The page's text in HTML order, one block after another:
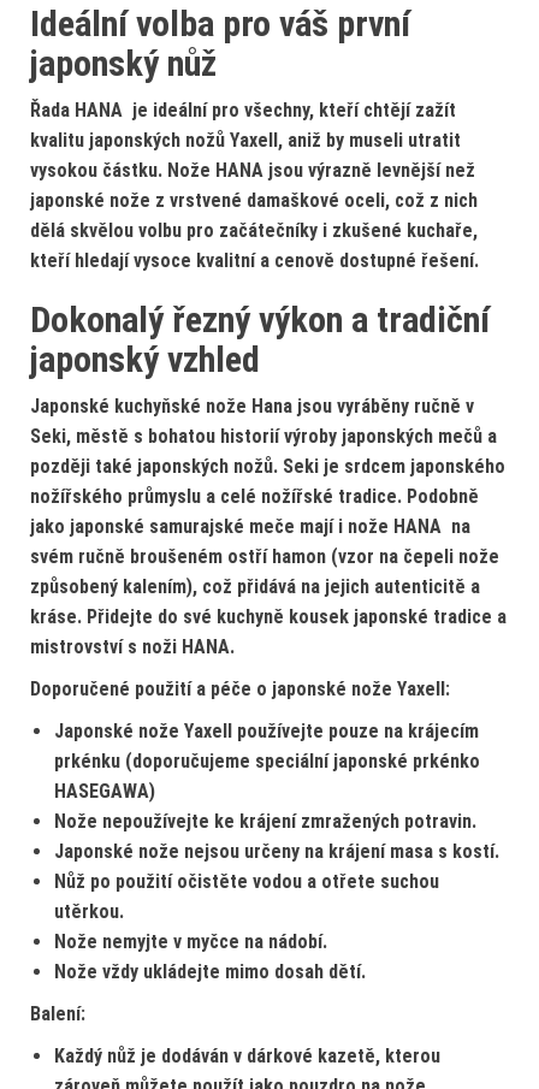
Ideální volba pro váš první
japonský nůž
Řada HANA je ideální pro všechny, kteří chtějí zažít
kvalitu japonských nožů Yaxell, aniž by museli utratit
vysokou částku. Nože HANA jsou výrazně levnější než
japonské nože z vrstvené damaškové oceli, což z nich
dělá skvělou volbu pro začátečníky i zkušené kuchaře,
kteří hledají vysoce kvalitní a cenově dostupné řešení.
Dokonalý řezný výkon a tradiční
japonský vzhled
Japonské kuchyňské nože Hana jsou vyráběny ručně v
Seki, městě s bohatou historií výroby japonských mečů a
později také japonských nožů. Seki je srdcem japonského
nožířského průmyslu a celé nožířské tradice. Podobně
jako japonské samurajské meče mají i nože HANA na
svém ručně broušeném ostří hamon (vzor na čepeli nože
způsobený kalením), což přidává na jejich autenticitě a
kráse. Přidejte do své kuchyně kousek japonské tradice a
mistrovství s noži HANA.
Doporučené použití a péče o japonské nože Yaxell:
Japonské nože Yaxell používejte pouze na krájecím
prkénku (doporučujeme speciální japonské prkénko
HASEGAWA)
Nože nepoužívejte ke krájení zmražených potravin.
Japonské nože nejsou určeny na krájení masa s kostí.
Nůž po použití očistěte vodou a otřete suchou
utěrkou.
Nože nemyjte v myčce na nádobí.
Nože vždy ukládejte mimo dosah dětí.
Balení:
Každý nůž je dodáván v dárkové kazetě, kterou